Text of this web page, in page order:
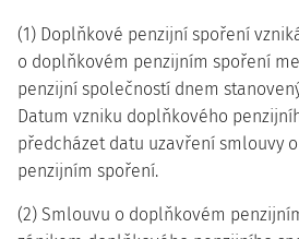
(1) Doplňkové penzijní spoření
o doplňkovém penzijním spoření
penzijní společností dnem
Datum vzniku doplňkového
předcházet datu uzavření smlouvy
penzijním spoření.
(2) Smlouvu o doplňkovém